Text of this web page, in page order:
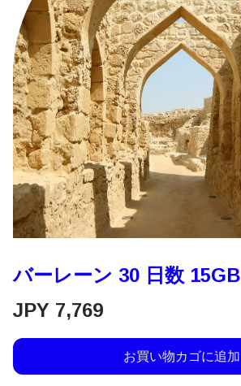
バーレーン 30 日数 15GB
JPY 7,769
お買い物カゴに追加